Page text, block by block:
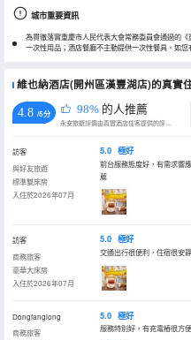
城市重要資訊
為貫徹落實重慶市人民代表大會常務委員會通過的
一次性用品；酒店餐廳不主動提供一次性餐具。如
維也納酒店(開州區漢豐湖店)的真實
4.8 /5分 98% 的人推薦
永安旅遊評價由真實酒店住客提供的評價。
訪客
與好友旅遊
標準雙床房
入住於2026年07月
5.0 極好
前台服務態度好，有需求響
薦
訪客
商務旅客
豪華大床房
入住於2026年07月
5.0 極好
交通出行很便利，住宿很安
Dongfanglong
商務旅客
5.0 極好
服務特別好，有充電樁很方便